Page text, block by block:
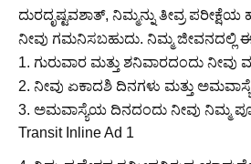
ದುರದೃಷ್ಟವಶಾತ್, ನಿಮ್ಮನ್ನು ತೀವ್ರ
ನೀವು ಗಮನಿಸಬಹುದು. ನಿಮ್ಮ ಜೀವನದಲ್ಲಿ ಈ
1. ಗುರುವಾರ ಮತ್ತು ಶನಿವಾರದಂದು ನೀವು
2. ನೀವು ಏಕಾದಶಿ ದಿನಗಳು ಮತ್ತು
3. ಅಮವಾಸ್ಯೆಯ ದಿನದಂದು ನೀವು ನಿಮ್ಮ
Transit Inline Ad 1